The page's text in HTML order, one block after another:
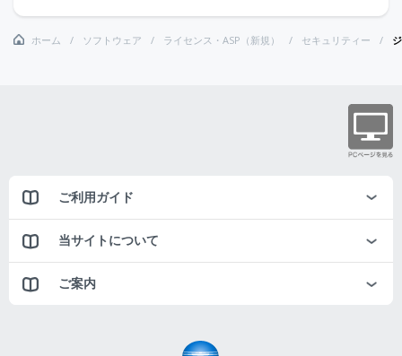
ホーム ソフトウェア ライセンス・ASP（新規） セキュリティー
ご利用ガイド
当サイトについて
ご案内